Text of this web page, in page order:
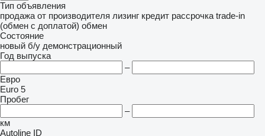
Тип объявления
продажа от производителя лизинг кредит рассрочка trade-in
(обмен с доплатой) обмен
Состояние
новый б/у демонстрационный
Год выпуска
–
Евро
Euro 5
Пробег
–
км
Autoline ID